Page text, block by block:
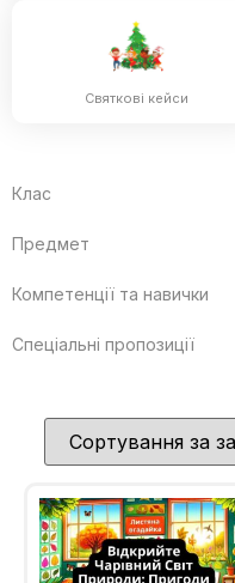
Святкові кейси
Клас
Предмет
Компетенції та навички
Спеціальні пропозиції